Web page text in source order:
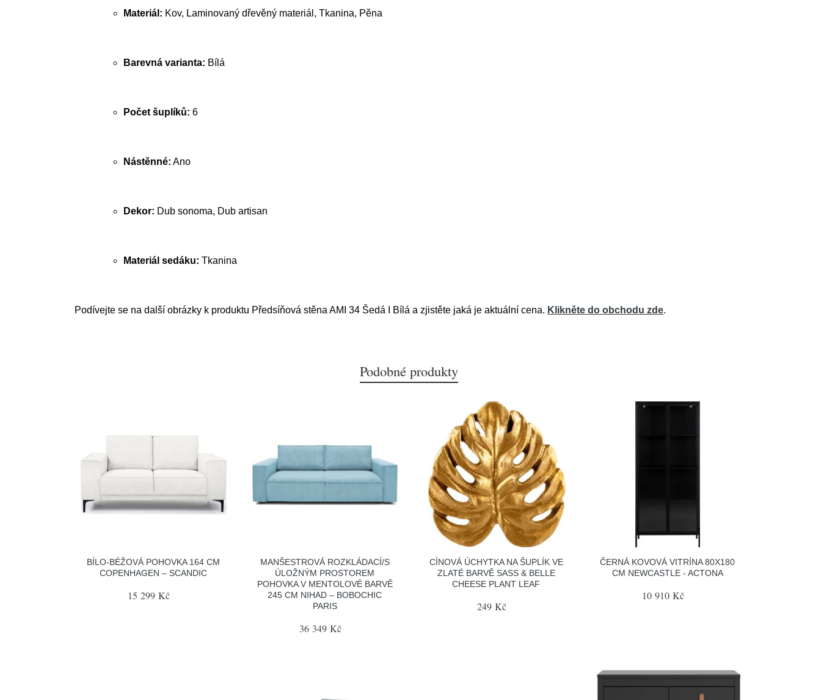
Materiál: Kov, Laminovaný dřevěný materiál, Tkanina, Pěna
Barevná varianta: Bílá
Počet šuplíků: 6
Nástěnné: Ano
Dekor: Dub sonoma, Dub artisan
Materiál sedáku: Tkanina
Podívejte se na další obrázky k produktu Předsíňová stěna AMI 34 Šedá I Bílá a zjistěte jaká je aktuální cena. Klikněte do obchodu zde.
Podobné produkty
BÍLO-BÉŽOVÁ POHOVKA 164 CM
COPENHAGEN – SCANDIC
15 299 Kč
MANŠESTROVÁ ROZKLÁDACÍ/S
ÚLOŽNÝM PROSTOREM
POHOVKA V MENTOLOVÉ BARVĚ
245 CM NIHAD – BOBOCHIC
PARIS
36 349 Kč
CÍNOVÁ ÚCHYTKA NA ŠUPLÍK VE
ZLATÉ BARVĚ SASS & BELLE
CHEESE PLANT LEAF
249 Kč
ČERNÁ KOVOVÁ VITRÍNA 80X180
CM NEWCASTLE - ACTONA
10 910 Kč